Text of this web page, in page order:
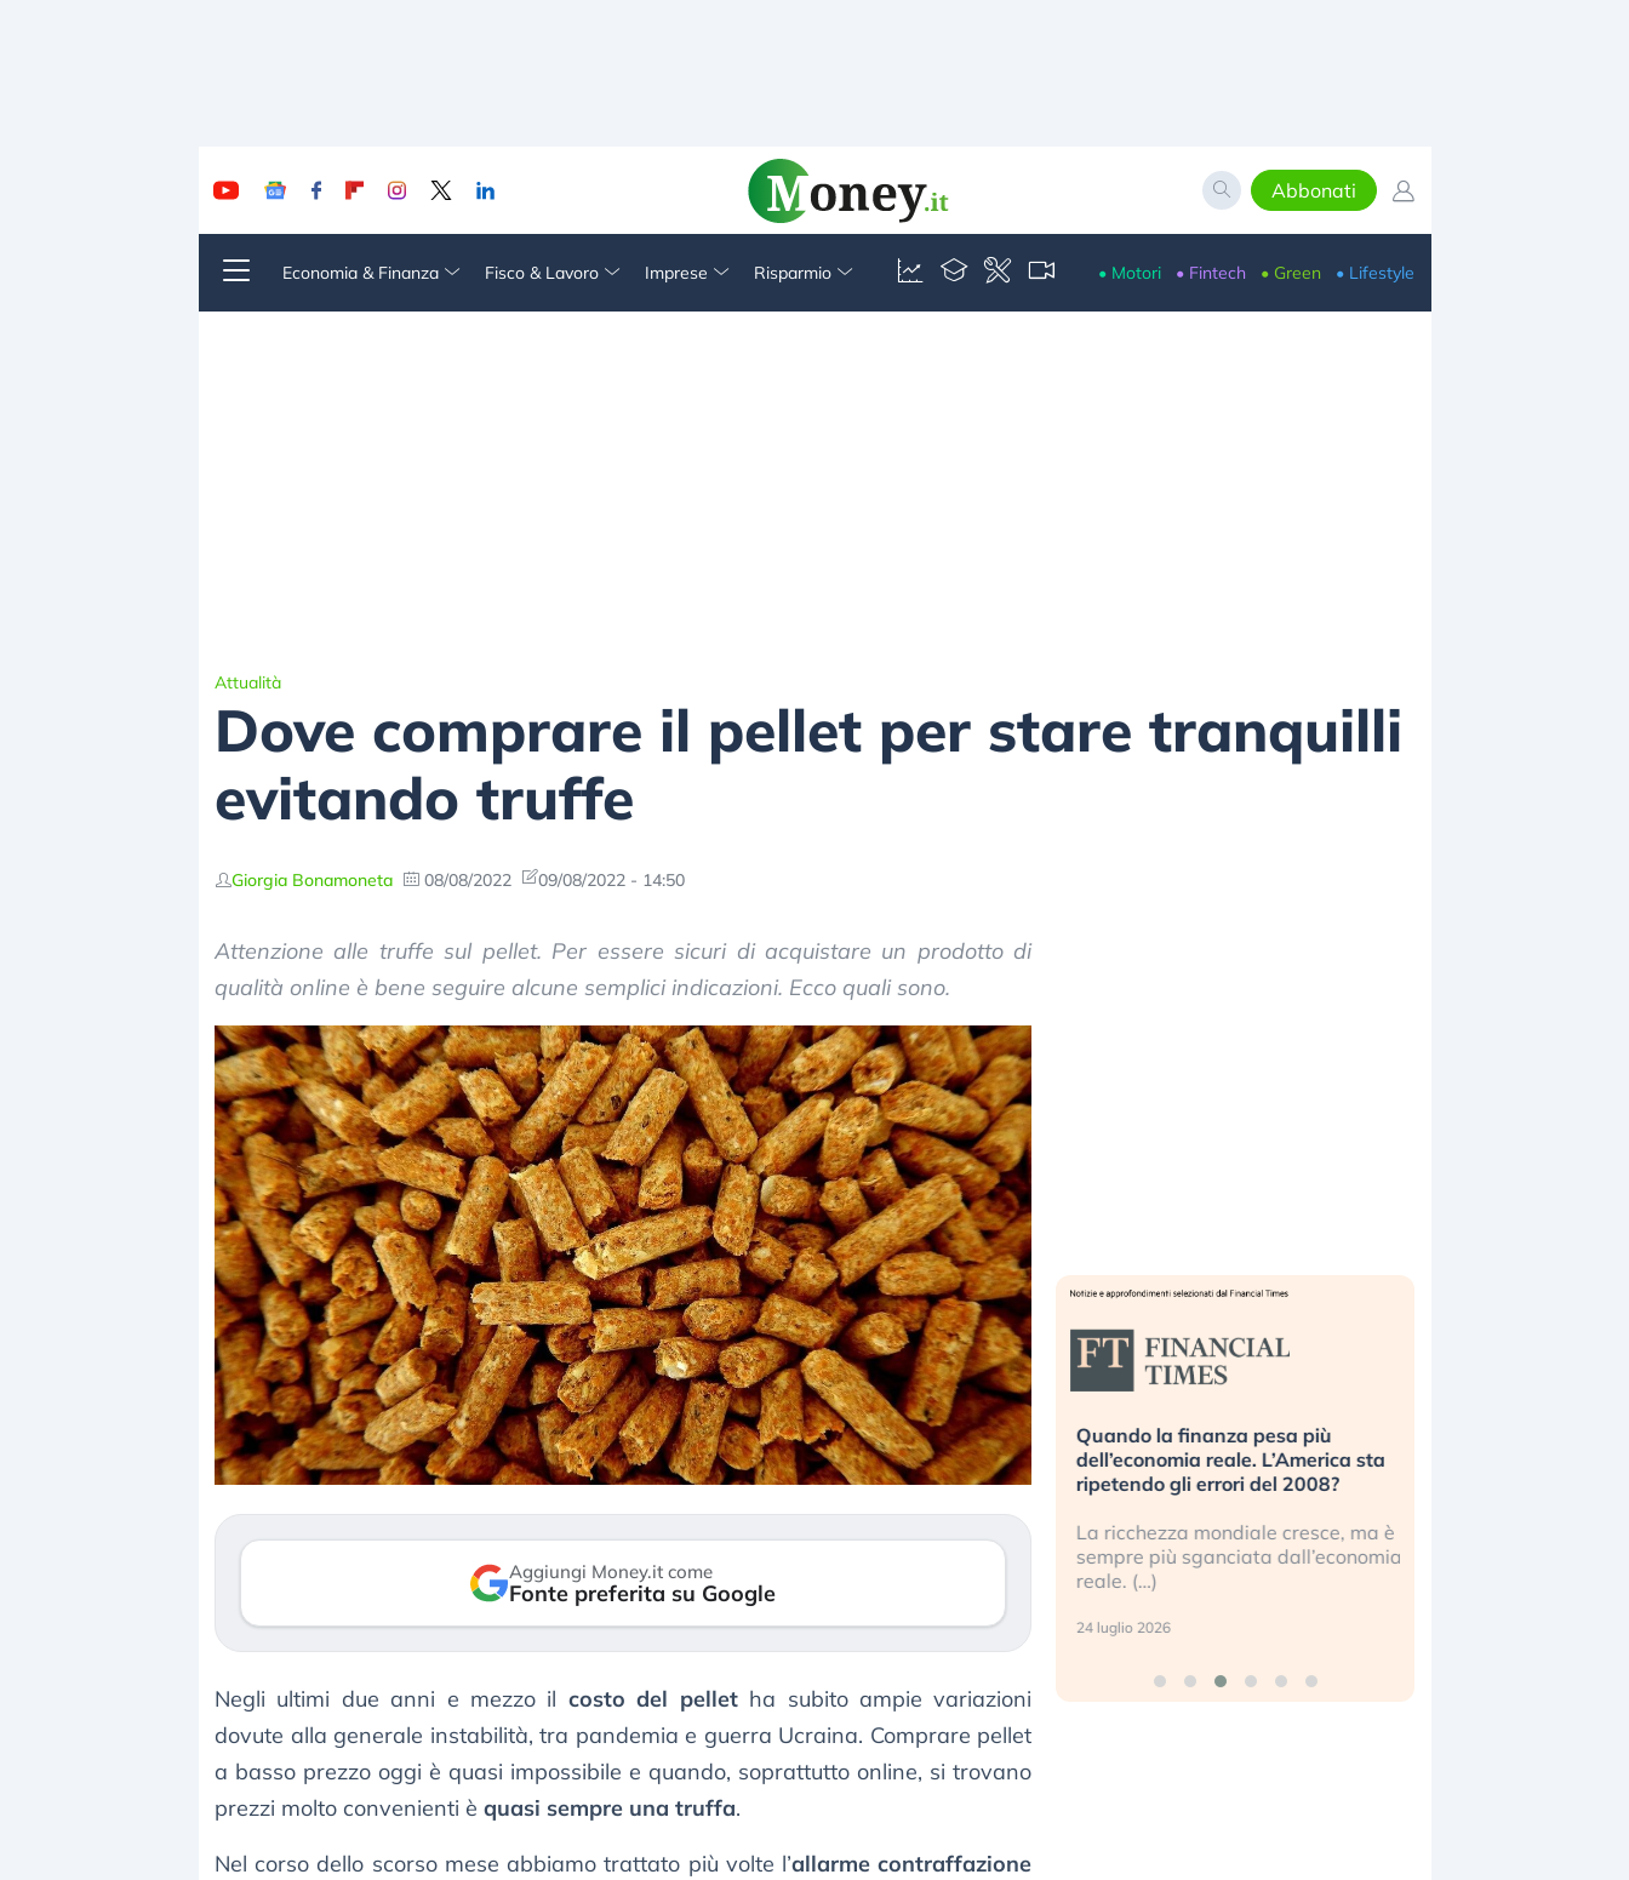
Abbonati
Economia & Finanza Fisco & Lavoro Imprese Risparmio • Motori • Fintech • Green • Lifestyle
Attualità
Dove comprare il pellet per stare tranquilli
evitando truffe
Giorgia Bonamoneta 08/08/2022 09/08/2022 - 14:50
Attenzione alle truffe sul pellet. Per essere sicuri di acquistare un prodotto di
qualità online è bene seguire alcune semplici indicazioni. Ecco quali sono.
Aggiungi Money.it come
Fonte preferita su Google
Negli ultimi due anni e mezzo il costo del pelletha subito ampie variazioni
dovute alla generale instabilità, tra pandemia e guerra Ucraina. Comprare pellet
a basso prezzo oggi è quasi impossibile e quando, soprattutto online, si trovano
prezzi molto convenienti è quasi sempre una truffa.
Nel corso dello scorso mese abbiamo trattato più volte l’allarme contraffazione
Dalle valutazioni estreme alla
correzione. Cosa sta guidando il
repricing degli asset?
3 agosto 2026
«La mia vita è rovinata». Investitori
in preda al panico dopo lo scoppio
della bolla AI
Kospi, mentre gli investitori retail (…)
30 luglio 2026
Quando la finanza pesa più
dell’economia reale. L’America sta
ripetendo gli errori del 2008?
La ricchezza mondiale cresce, ma è
sempre più sganciata dall’economia
reale. (…)
24 luglio 2026